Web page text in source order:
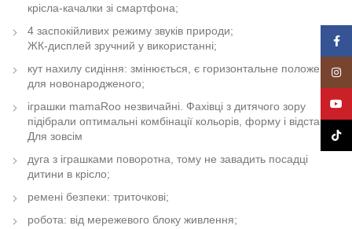
крісла-качалки зі смартфона;
4 заспокійливих режиму звуків природи;
ЖК-дисплей зручний у використанні;
кут нахилу сидіння: змінюється, є горизонтальне положення
для новонародженого;
іграшки mamaRoo незвичайні. Фахівці з дитячого зору
підібрали оптимальні комбінації кольорів, форму і відстань.
Для зовсім
дуга з іграшками поворотна, тому не завадить посадці
дитини в крісло;
ремені безпеки: триточкові;
робота: від мережевого блоку живлення;